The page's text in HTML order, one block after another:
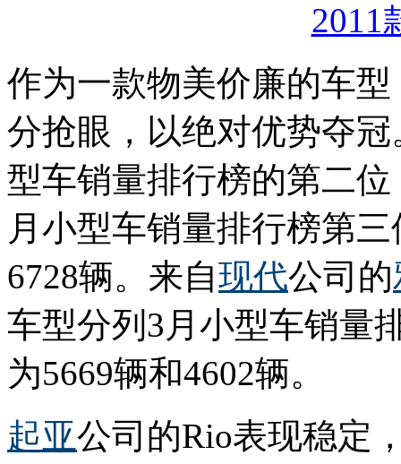
2011
作为一款物美价廉的车
分抢眼，以绝对优势夺冠
型车销量排行榜的第二
月小型车销量排行榜第
6728辆。来自现代公司的
车型分列3月小型车销量
为5669辆和4602辆。
起亚公司的Rio表现稳定